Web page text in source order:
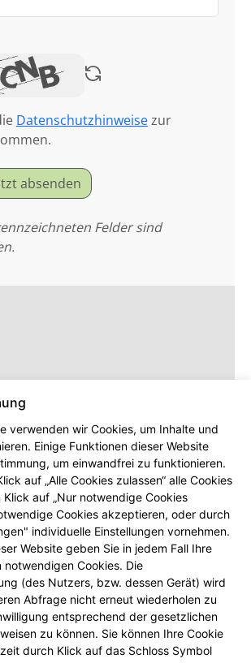
Datenschutzhinweisezur
absenden
Felder sind
Inhalt wird erst angezeigt,
die entsprechenden Cookies
akzeptieren.
verwenden wir Cookies, um Inhalte und
Einige Funktionen dieser Website
um einwandfrei zu funktionieren.
auf „Alle Cookies zulassen“ alle Cookies
auf „Nur notwendige Cookies
Cookies akzeptieren, oder durch
individuelle Einstellungen vornehmen.
Website geben Sie in jedem Fall Ihre
notwendigen Cookies. Die
(des Nutzers, bzw. dessen Gerät) wird
Abfrage nicht erneut wiederholen zu
entsprechend der gesetzlichen
zu können. Sie können Ihre Cookie
durch Klick auf das Schloss Symbol